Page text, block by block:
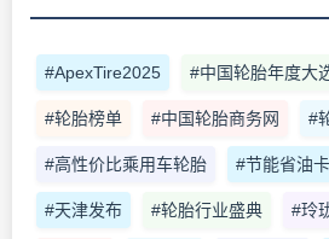
#ApexTire2025 #中国轮胎年度大
#轮胎榜单 #中国轮胎商务网 #
#高性价比乘用车轮胎 #节能省油
#天津发布 #轮胎行业盛典 #玲